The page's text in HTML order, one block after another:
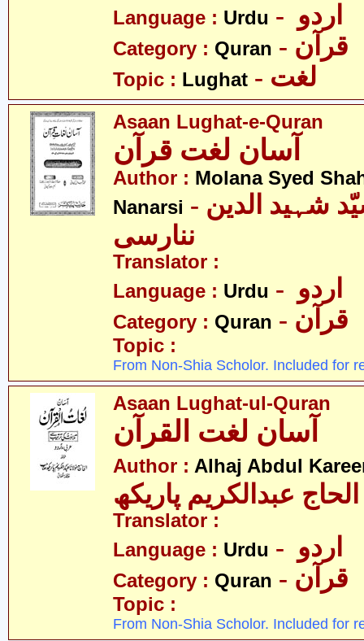
Language : Urdu
Category : Quran - قرآن
Topic : Lughat - لغت
Asaan Lughat-e-Quran
Author : Molana Syed
Nanarsi - مولانا سیّد شہید الدین
ننارسی
Translator :
Language : Urdu
Category : Quran - قرآن
Topic :
From Non-Shia Scholor. Included for
Asaan Lughat-ul-Quran
Author : Alhaj Abdul
Translator :
Language : Urdu
Category : Quran - قرآن
Topic :
From Non-Shia Scholor. Included for